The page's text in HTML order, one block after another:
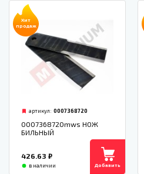
Хит
продаж
артикул: 0007368720
0007368720mws НОЖ
БИЛЬНЫЙ
426.63 ₽
в наличии Добавить